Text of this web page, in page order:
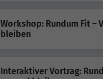
Workshop: Rundum Fit –
bleiben
Interaktiver Vortrag: